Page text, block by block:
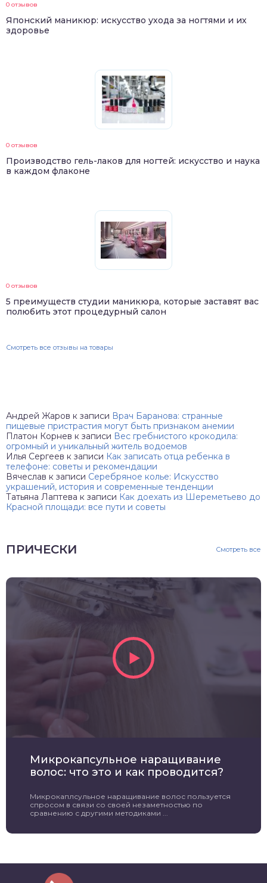
0 отзывов
Японский маникюр: искусство ухода за ногтями и их
здоровье
0 отзывов
Производство гель-лаков для ногтей: искусство и наука
в каждом флаконе
0 отзывов
5 преимуществ студии маникюра, которые заставят вас
полюбить этот процедурный салон
Смотреть все отзывы на товары
Андрей Жаров к записи Врач Баранова: странные
пищевые пристрастия могут быть признаком анемии
Платон Корнев к записи Вес гребнистого крокодила:
огромный и уникальный житель водоемов
Илья Сергеев к записи Как записать отца ребенка в
телефоне: советы и рекомендации
Вячеслав к записи Серебряное колье: Искусство
украшений, история и современные тенденции
Татьяна Лаптева к записи Как доехать из Шереметьево до
Красной площади: все пути и советы
ПРИЧЕСКИ Смотреть все
Микрокапсульное наращивание
волос: что это и как проводится?
Микрокаплсульное наращивание волос пользуется
спросом в связи со своей незаметностью по
сравнению с другими методиками ...